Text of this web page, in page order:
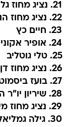
21. נציג מחוז גליל - נסים ואטורי
22. נציג מחוז הנגב - שלום דנינו
23. חיים כץ
24. אופיר אקוניס
25. טלי גוטליב
26. נציג מחוז דן - חנוך מיליבצקי
27. בועז ביסמוט
28. שיריון יו"ר המפלגה
29. נציג מחוז מישור החוף - אלי דלל
30. גילה גמליאל